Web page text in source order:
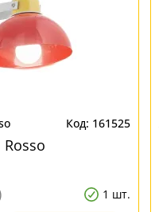
161525
1 шт.